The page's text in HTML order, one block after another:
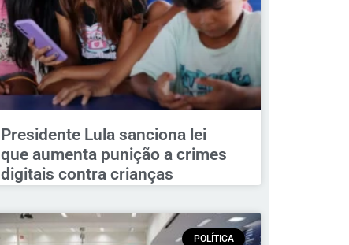
Presidente Lula sanciona lei
que aumenta punição a crimes
digitais contra crianças
POLÍTICA